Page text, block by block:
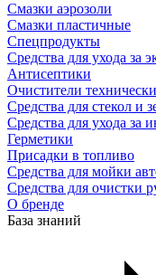
Смазки аэрозоли
Смазки пластичные
Спецпродукты
Средства для ухода за
Антисептики
Очистители
Средства для стекол и
Средства для ухода за
Герметики
Присадки в топливо
Средства для мойки
Средства для очистки
О бренде
База знаний